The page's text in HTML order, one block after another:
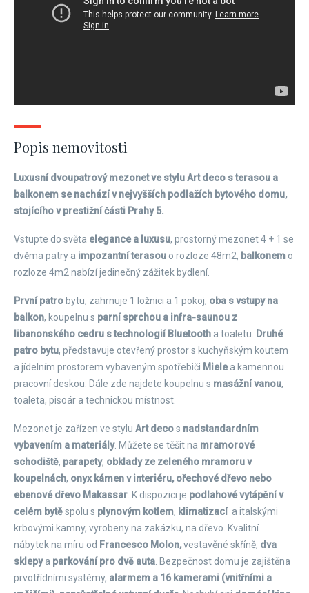
Popis nemovitosti
Luxusní dvoupatrový mezonet ve stylu Art deco s terasou a
balkonem se nachází v nejvyšších podlažích bytového domu,
stojícího v prestižní části Prahy 5.
Vstupte do světa elegance a luxusu, prostorný mezonet 4 + 1 se
dvěma patry a impozantní terasou o rozloze 48m2, balkonem o
rozloze 4m2 nabízí jedinečný zážitek bydlení.
První patro bytu, zahrnuje 1 ložnici a 1 pokoj, oba s vstupy na
balkon, koupelnu s parní sprchou a infra-saunou z
libanonského cedru s technologií Bluetooth a toaletu.
Druhé
patro bytu, představuje otevřený prostor s kuchyňským koutem
a jídelním prostorem vybaveným spotřebiči Mielea kamennou
pracovní deskou. Dále zde najdete koupelnu s masážní vanou,
toaleta, pisoár a technickou místnost.
Mezonet je zařízen ve stylu Art decos nadstandardním
vybavením a materiály. Můžete se těšit na mramorové
schodiště, parapety, obklady ze zeleného mramoru v
koupelnách, onyx kámen v interiéru, ořechové dřevo nebo
ebenové dřevo Makassar . K dispozici je podlahové vytápění v
celém bytěspolu s plynovým kotlem, klimatizacía italskými
krbovými kamny, vyrobeny na zakázku, na dřevo. Kvalitní
nábytek na míru od Francesco Molon,vestavěné skříně, dva
sklepya parkování pro dvě auta . Bezpečnost domu je zajištěna
prvotřídními systémy, alarmem a 16 kamerami (vnitřními a